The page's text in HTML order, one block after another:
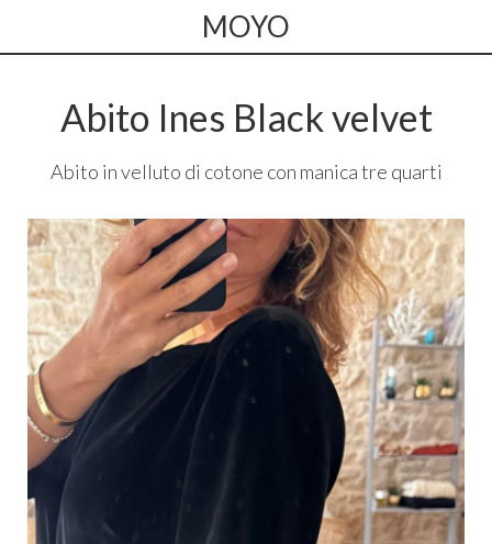
MOYO
Abito Ines Black velvet
Abito in velluto di cotone con manica tre quarti